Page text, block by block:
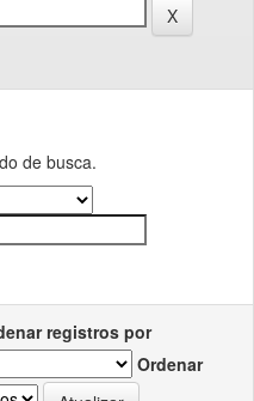
de busca.
registros por
Ordenar